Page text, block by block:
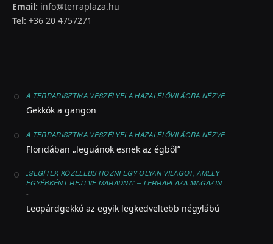
Email: info@terraplaza.hu
Tel: +36 20 4757271
A TERRARISZTIKA VESZÉLYEI A HAZAI ÉLŐVILÁGRA NÉZVE-
Gekkók a gangon
A TERRARISZTIKA VESZÉLYEI A HAZAI ÉLŐVILÁGRA NÉZVE-
Floridában „leguánok esnek az égből”
„SEGÍTEK KÖZELEBB HOZNI EGY OLYAN VILÁGOT, AMELY
EGYÉBKÉNT REJTVE MARADNA” – TERRAPLAZA MAGAZIN
-
Leopárdgekkó az egyik legkedveltebb négylábú